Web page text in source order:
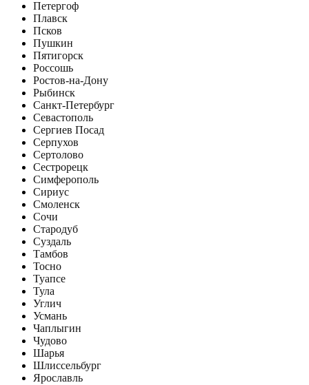
Петергоф
Плавск
Псков
Пушкин
Пятигорск
Россошь
Ростов-на-Дону
Рыбинск
Санкт-Петербург
Севастополь
Сергиев Посад
Серпухов
Сертолово
Сестрорецк
Симферополь
Сириус
Смоленск
Сочи
Стародуб
Суздаль
Тамбов
Тосно
Туапсе
Тула
Углич
Усмань
Чаплыгин
Чудово
Шарья
Шлиссельбург
Ярославль